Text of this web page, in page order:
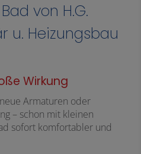
von H.G.
u. Heizungsbau
Wirkung
Armaturen oder
– schon mit kleinen
sofort komfortabler und